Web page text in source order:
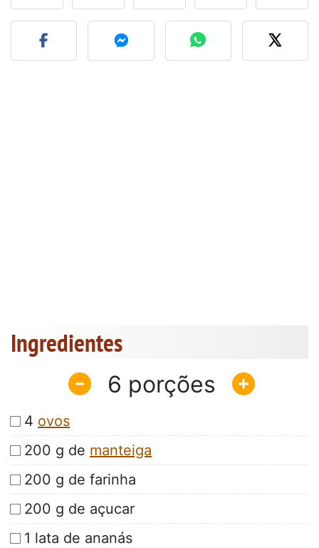
Fez esta receita?
Ingredientes
6
4 ovos
200 g de manteiga
200 g de farinha
200 g de açucar
1 lata de ananás